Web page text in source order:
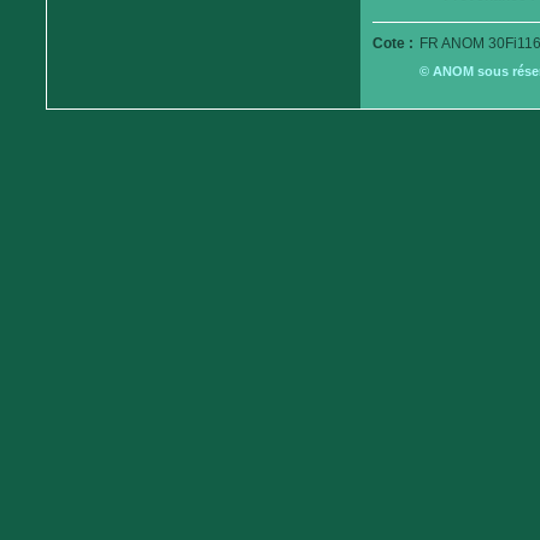
Cote : FR ANOM
© ANOM sous